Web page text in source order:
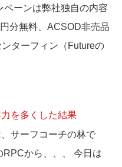
ーンは弊社独自の内容
分無料、ACSOD非売品
ターフィン（Futureの
を多くした結果
サーフコーチの林で
RPCから、、、 今日は